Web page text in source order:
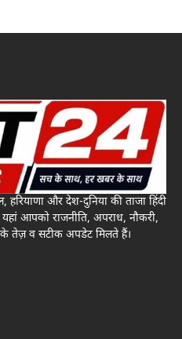
और देश-दुनिया की ताजा हिंदी
यहां आपको राजनीति, अपराध, नौकरी,
के तेज़ व सटीक अपडेट मिलते हैं।